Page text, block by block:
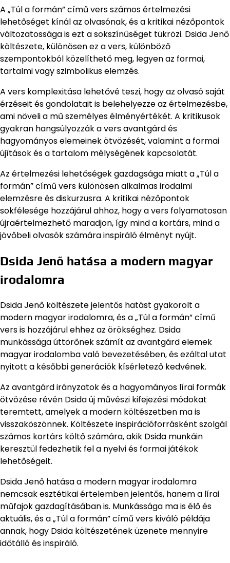
A „Túl a formán” című vers számos értelmezési
lehetőséget kínál az olvasónak, és a kritikai nézőpontok
változatossága is ezt a sokszínűséget tükrözi. Dsida Jenő
költészete, különösen ez a vers, különböző
szempontokból közelíthető meg, legyen az formai,
tartalmi vagy szimbolikus elemzés.
A vers komplexitása lehetővé teszi, hogy az olvasó saját
érzéseit és gondolatait is belehelyezze az értelmezésbe,
ami növeli a mű személyes élményértékét. A kritikusok
gyakran hangsúlyozzák a vers avantgárd és
hagyományos elemeinek ötvözését, valamint a formai
újítások és a tartalom mélységének kapcsolatát.
Az értelmezési lehetőségek gazdagsága miatt a „Túl a
formán” című vers különösen alkalmas irodalmi
elemzésre és diskurzusra. A kritikai nézőpontok
sokfélesége hozzájárul ahhoz, hogy a vers folyamatosan
újraértelmezhető maradjon, így mind a kortárs, mind a
jövőbeli olvasók számára inspiráló élményt nyújt.
Dsida Jenő hatása a modern magyar
irodalomra
Dsida Jenő költészete jelentős hatást gyakorolt a
modern magyar irodalomra, és a „Túl a formán” című
vers is hozzájárul ehhez az örökséghez. Dsida
munkássága úttörőnek számít az avantgárd elemek
magyar irodalomba való bevezetésében, és ezáltal utat
nyitott a későbbi generációk kísérletező kedvének.
Az avantgárd irányzatok és a hagyományos lírai formák
ötvözése révén Dsida új művészi kifejezési módokat
teremtett, amelyek a modern költészetben ma is
visszaköszönnek. Költészete inspirációforrásként szolgál
számos kortárs költő számára, akik Dsida munkáin
keresztül fedezhetik fel a nyelvi és formai játékok
lehetőségeit.
Dsida Jenő hatása a modern magyar irodalomra
nemcsak esztétikai értelemben jelentős, hanem a lírai
műfajok gazdagításában is. Munkássága ma is élő és
aktuális, és a „Túl a formán” című vers kiváló példája
annak, hogy Dsida költészetének üzenete mennyire
időtálló és inspiráló.